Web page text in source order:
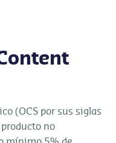
(OCS por sus siglas
no